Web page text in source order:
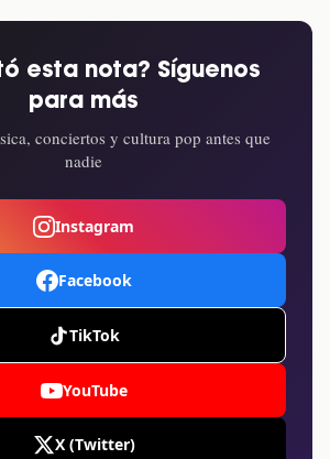
esta nota? Síguenos
para más
conciertos y cultura pop antes que
nadie
Instagram
Facebook
TikTok
YouTube
X (Twitter)